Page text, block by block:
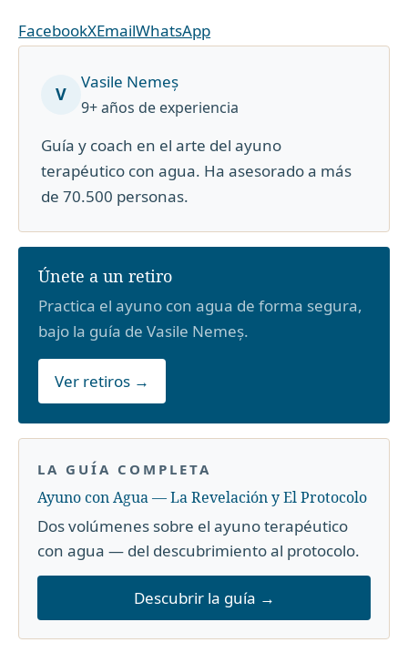
FacebookXEmailWhatsApp
V
Vasile Nemeș
9+ años de experiencia
Guía y coach en el arte del ayuno
terapéutico con agua. Ha asesorado a más
de 70.500 personas.
Únete a un retiro
Practica el ayuno con agua de forma segura,
bajo la guía de Vasile Nemeș.
Ver retiros →
LA GUÍA COMPLETA
Ayuno con Agua — La Revelación y El Protocolo
Dos volúmenes sobre el ayuno terapéutico
con agua — del descubrimiento al protocolo.
Descubrir la guía →